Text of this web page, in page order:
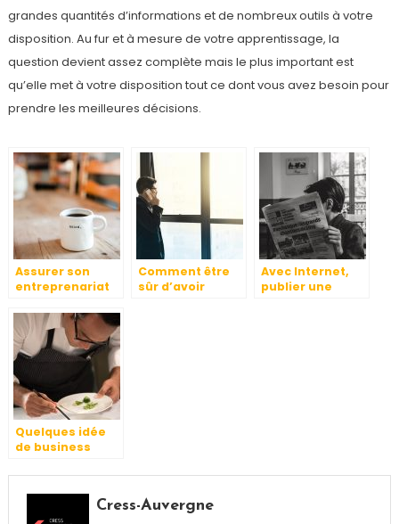
grandes quantités d’informations et de nombreux outils à votre
disposition. Au fur et à mesure de votre apprentissage, la
question devient assez complète mais le plus important est
qu’elle met à votre disposition tout ce dont vous avez besoin pour
prendre les meilleures décisions.
Assurer son
entreprenariat
Comment être
sûr d’avoir
Avec Internet,
publier une
Quelques idée
de business
Cress-Auvergne